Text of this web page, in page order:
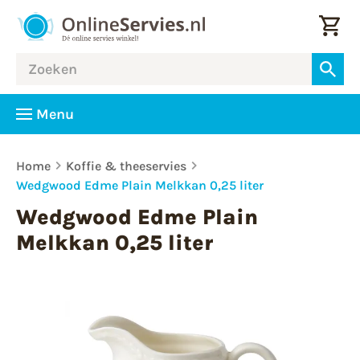
Menu
Home
Koffie & theeservies
Wedgwood Edme Plain Melkkan 0,25 liter
Wedgwood Edme Plain
Melkkan 0,25 liter